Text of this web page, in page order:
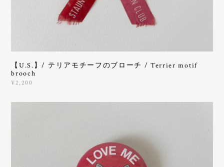
【U.S.】/ テリアモチーフのブローチ / Terrier motif
brooch
¥2,200